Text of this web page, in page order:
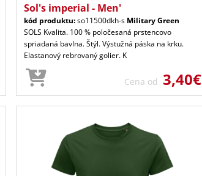
Sol's imperial - Men'
kód produktu:so11500dkh-s Military Green
SOLS Kvalita. 100 % poločesaná prstencovo
spriadaná bavlna. Štýl. Výstužná páska na krku.
Elastanový rebrovaný golier. K
Cena od 3,40€